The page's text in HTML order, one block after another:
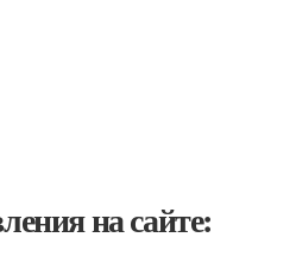
на сайте: